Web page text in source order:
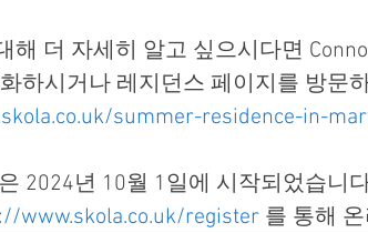
해 더 자세히 알고 싶으시다면
하시거나 레지던스 페이지를 방문
summer-residence-in-
2024년 10월 1일에 시작되었습니
www.skola.co.uk/register 를 통해